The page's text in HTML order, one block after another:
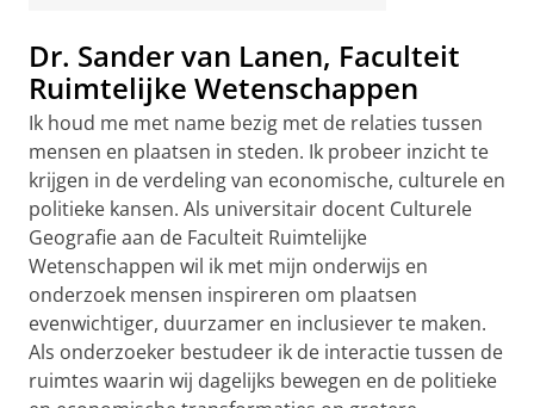
Dr. Sander van Lanen, Faculteit
Ruimtelijke Wetenschappen
Ik houd me met name bezig met de relaties tussen
mensen en plaatsen in steden. Ik probeer inzicht te
krijgen in de verdeling van economische, culturele en
politieke kansen. Als universitair docent Culturele
Geografie aan de Faculteit Ruimtelijke
Wetenschappen wil ik met mijn onderwijs en
onderzoek mensen inspireren om plaatsen
evenwichtiger, duurzamer en inclusiever te maken.
Als onderzoeker bestudeer ik de interactie tussen de
ruimtes waarin wij dagelijks bewegen en de politieke